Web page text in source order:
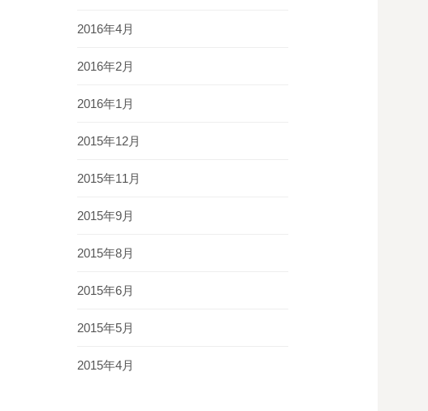
2016年4月
2016年2月
2016年1月
2015年12月
2015年11月
2015年9月
2015年8月
2015年6月
2015年5月
2015年4月